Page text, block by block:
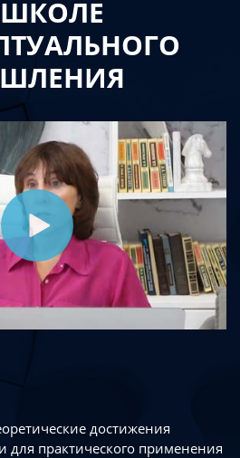
достижения
для практического применения